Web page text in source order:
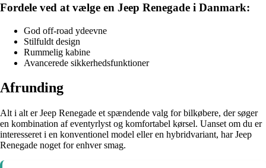
Fordele ved at vælge en Jeep Renegade i Danmark:
God off-road ydeevne
Stilfuldt design
Rummelig kabine
Avancerede sikkerhedsfunktioner
Afrunding
Alt i alt er Jeep Renegade et spændende valg for bilkøbere, der søger
en kombination af eventyrlyst og komfortabel kørsel. Uanset om du er
interesseret i en konventionel model eller en hybridvariant, har Jeep
Renegade noget for enhver smag.